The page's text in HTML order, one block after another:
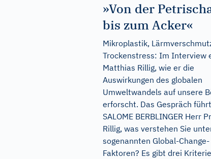
»Von der
bis zum Acker«
Mikroplastik,
Trockenstress: Im Interview
Matthias Rillig, wie er die
Auswirkungen des globalen
Umweltwandels auf unsere
erforscht. Das Gespräch
SALOME BERBLINGER Herr
Rillig, was verstehen Sie
sogenannten Global-Change-
Faktoren? Es gibt drei